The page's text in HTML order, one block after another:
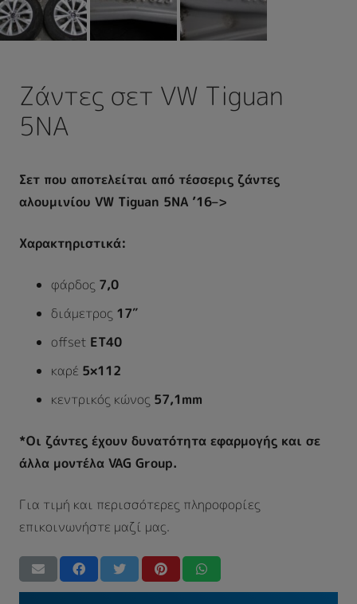
Ζάντες σετ VW Tiguan
5NA
Σετ που αποτελείται από τέσσερις ζάντες
αλουμινίου VW Tiguan 5NA ’16–>
Χαρακτηριστικά:
φάρδος 7,0
διάμετρος 17″
offset ΕΤ40
καρέ 5×112
κεντρικός κώνος 57,1mm
*Οι ζάντες έχουν δυνατότητα εφαρμογής και σε
άλλα μοντέλα VAG Group.
Για τιμή και περισσότερες πληροφορίες
επικοινωνήστε μαζί μας.